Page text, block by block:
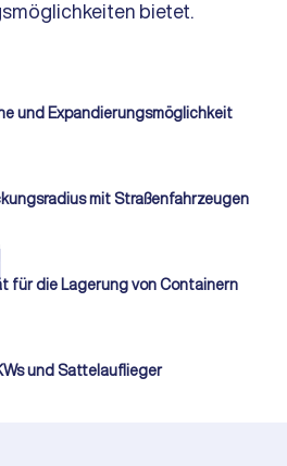
bietet.
und Expandierungsmöglichkeit
mit Straßenfahrzeugen
für die Lagerung von Containern
und Sattelauflieger